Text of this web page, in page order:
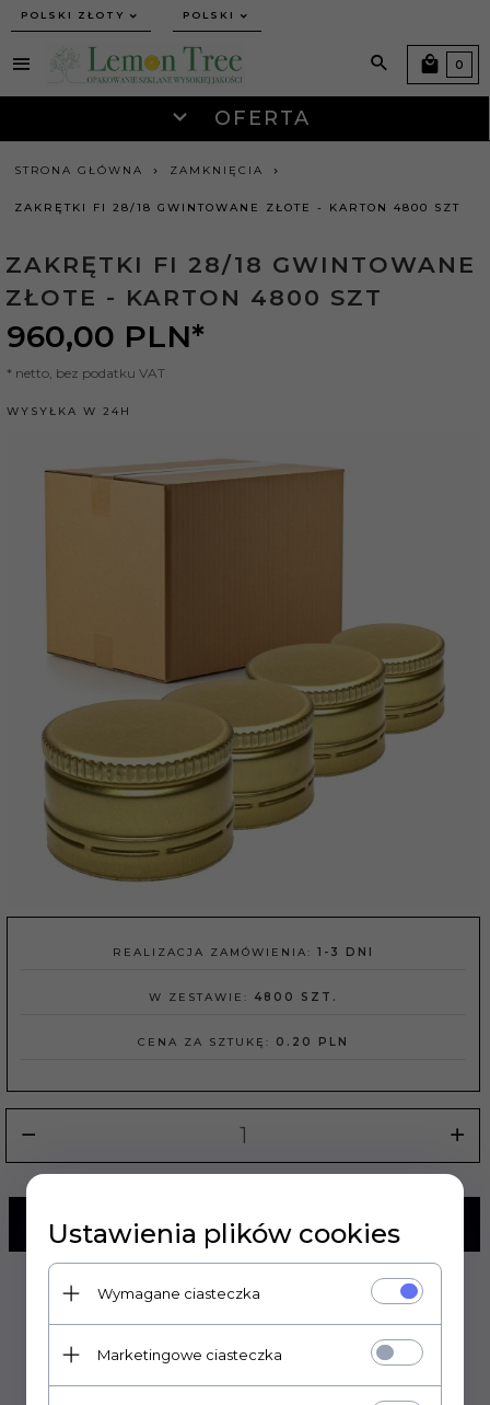
currency_h
POLSKI ZŁOTY POLSKI
OFERTA
0
STRONA GŁÓWNA ZAMKNIĘCIA
ZAKRĘTKI FI 28/18 GWINTOWANE ZŁOTE - KARTON 4800 SZT
ZAKRĘTKI FI 28/18 GWINTOWANE
ZŁOTE - KARTON 4800 SZT
960,00 PLN*
* netto, bez podatku VAT
WYSYŁKA W 24H
REALIZACJA ZAMÓWIENIA: 1-3 DNI
W ZESTAWIE: 4800 SZT.
CENA ZA SZTUKĘ: 0.20 PLN
KUP TERAZ!
Ustawienia plików cookies
Wymagane ciasteczka
Marketingowe ciasteczka